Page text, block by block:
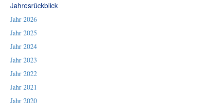
Jahresrückblick
Jahr 2026
Jahr 2025
Jahr 2024
Jahr 2023
Jahr 2022
Jahr 2021
Jahr 2020